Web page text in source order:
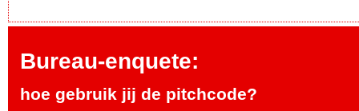
Bureau-enquete:
hoe gebruik jij de pitchcode?